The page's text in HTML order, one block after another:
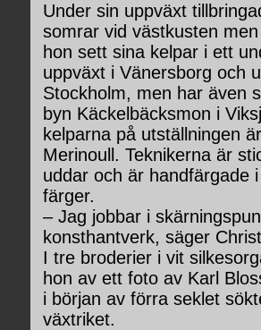
Under sin uppväxt
somrar vid västkusten
hon sett sina kelpar i ett
uppväxt i Vänersborg och
Stockholm, men har även
byn Käckelbäcksmon i
kelparna på utställningen
Merinoull. Teknikerna är
uddar och är handfärgade
färger.
– Jag jobbar i
konsthantverk, säger
I tre broderier i vit
hon av ett foto av Karl
i början av förra seklet
växtriket.